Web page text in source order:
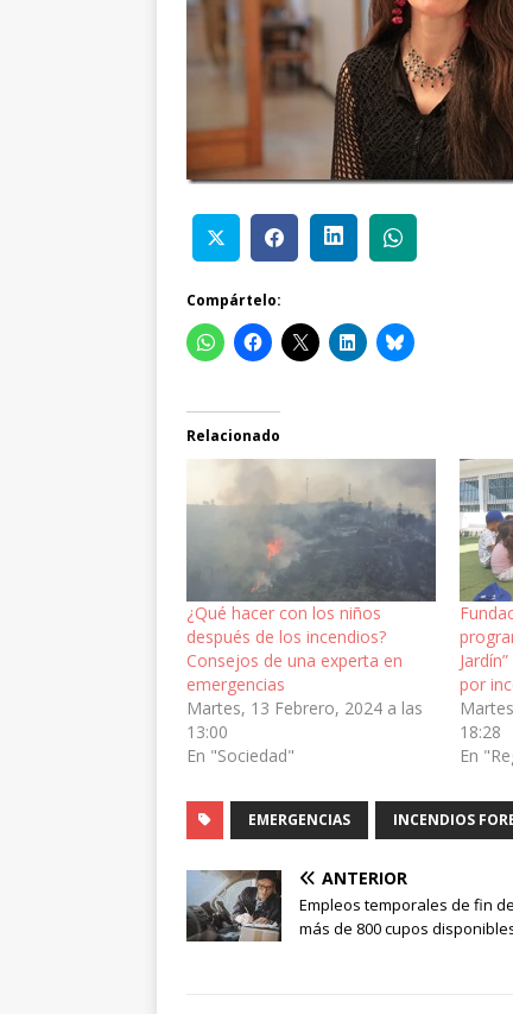
Compártelo:
Relacionado
¿Qué hacer con los niños
después de los incendios?
Consejos de una experta en
emergencias
Martes, 13 Febrero, 2024 a las
13:00
En "Sociedad"
por
18:28
En
EMERGENCIAS INCENDIOS
ANTERIOR
Empleos temporales de fin
más de 800 cupos